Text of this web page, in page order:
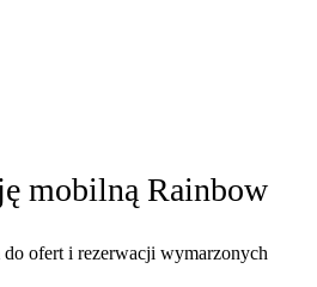
mobilną Rainbow
do ofert i rezerwacji wymarzonych